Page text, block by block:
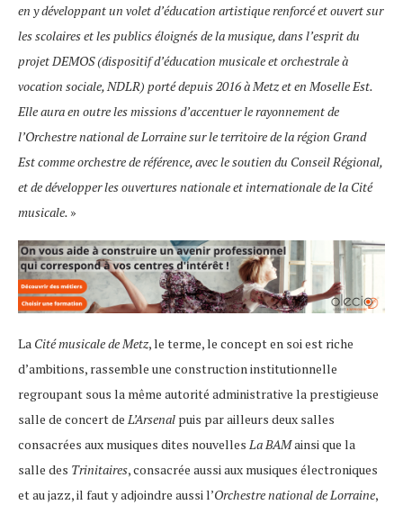
en y développant un volet d’éducation artistique renforcé et ouvert sur
les scolaires et les publics éloignés de la musique, dans l’esprit du
projet DEMOS(dispositif d’éducation musicale et orchestrale à
vocation sociale, NDLR) porté depuis 2016 à Metz et en Moselle Est.
Elle aura en outre les missions d’accentuer le rayonnement de
l’Orchestre national de Lorrainesur le territoire de la région Grand
Est comme orchestre de référence, avec le soutien du Conseil Régional,
et de développer les ouvertures nationale et internationale de la Cité
musicale. »
La Cité musicale de Metz, le terme, le concept en soi est riche
d’ambitions, rassemble une construction institutionnelle
regroupant sous la même autorité administrative la prestigieuse
salle de concert de L’Arsenal puis par ailleurs deux salles
consacrées aux musiques dites nouvelles La BAMainsi que la
salle des Trinitaires, consacrée aussi aux musiques électroniques
et au jazz, il faut y adjoindre aussi l’Orchestre national de Lorraine,